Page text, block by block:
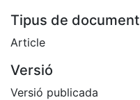
Tipus de document
Article
Versió
Versió publicada